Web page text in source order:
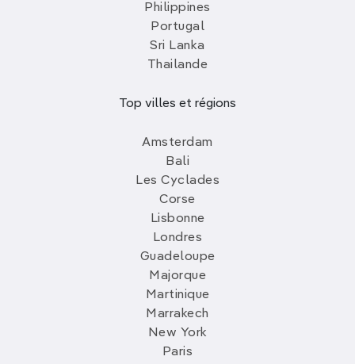
Philippines
Portugal
Sri Lanka
Thailande
Top villes et régions
Amsterdam
Bali
Les Cyclades
Corse
Lisbonne
Londres
Guadeloupe
Majorque
Martinique
Marrakech
New York
Paris